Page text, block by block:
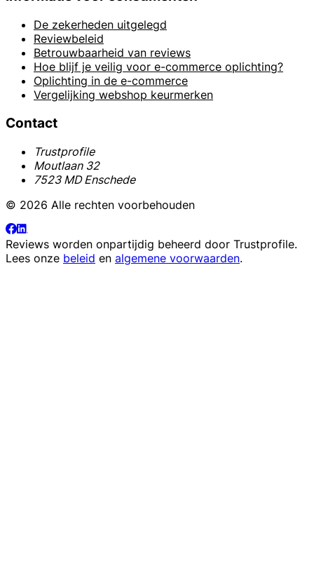
De zekerheden uitgelegd
Reviewbeleid
Betrouwbaarheid van reviews
Hoe blijf je veilig voor e-commerce oplichting?
Oplichting in de e-commerce
Vergelijking webshop keurmerken
Contact
Trustprofile
Moutlaan 32
7523 MD Enschede
© 2026 Alle rechten voorbehouden
Reviews worden onpartijdig beheerd door Trustprofile.
Lees onze beleid en algemene voorwaarden.